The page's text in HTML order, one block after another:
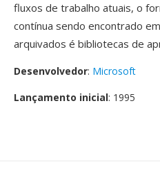
fluxos de trabalho atuais, o
contínua sendo encontrado
arquivados é bibliotecas de
Desenvolvedor: Microsoft
Lançamento inicial: 1995